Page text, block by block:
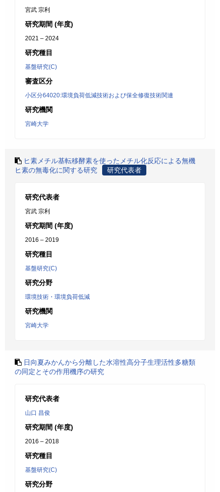
宮武 宗利
研究期間 (年度)
2021 – 2024
研究種目
基盤研究(C)
審査区分
小区分64020:環境負荷低減技術および保全修復技術関連
研究機関
宮崎大学
ヒ素メチル基転移酵素を使ったメチル化反応による無機
ヒ素の無毒化に関する研究
研究代表者
研究代表者
宮武 宗利
研究期間 (年度)
2016 – 2019
研究種目
基盤研究(C)
研究分野
環境技術・環境負荷低減
研究機関
宮崎大学
日向夏みかんから分離した水溶性高分子生理活性多糖類
の同定とその作用機序の研究
研究代表者
山口 昌俊
研究期間 (年度)
2016 – 2018
研究種目
基盤研究(C)
研究分野